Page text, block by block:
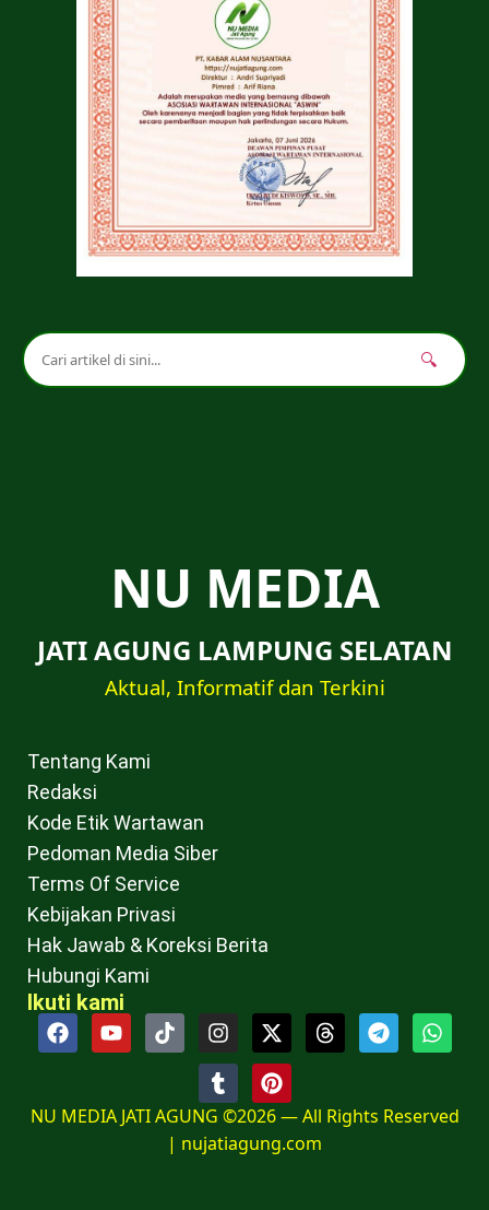
🔍
NU MEDIA
JATI AGUNG LAMPUNG SELATAN
Aktual, Informatif dan Terkini
Tentang Kami
Redaksi
Kode Etik Wartawan
Pedoman Media Siber
Terms Of Service
Kebijakan Privasi
Hak Jawab & Koreksi Berita
Hubungi Kami
Ikuti kami
NU MEDIA JATI AGUNG ©2026 — All Rights Reserved
| nujatiagung.com